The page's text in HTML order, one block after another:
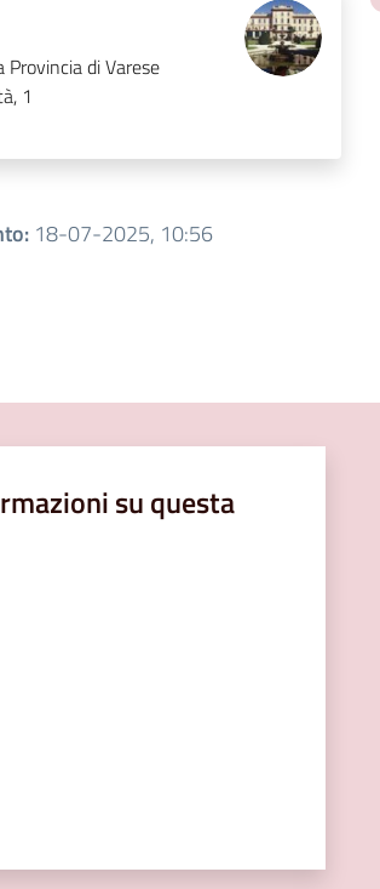
di Varese
1
: 18-07-2025, 10:56
su questa